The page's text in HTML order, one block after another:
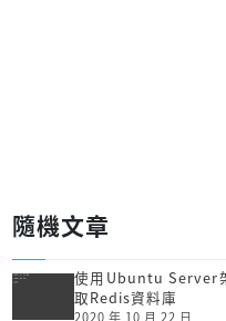
隨機文章
使用Ubuntu Server
取Redis資料庫
2020 年 10 月 22 日